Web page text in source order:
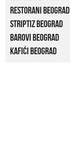
Restorani Beograd
Striptiz Beograd
Barovi Beograd
Kafići Beograd